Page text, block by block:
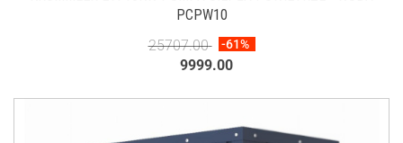
PCPW10
25707.00
-61%
9999.00